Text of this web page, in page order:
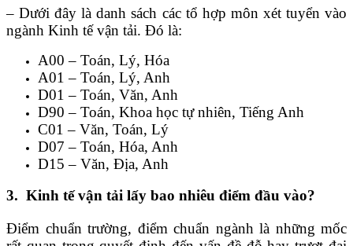
– Dưới đây là danh sách các tổ hợp môn xét tuyển vào
ngành Kinh tế vận tải. Đó là:
A00 – Toán, Lý, Hóa
A01 – Toán, Lý, Anh
D01 – Toán, Văn, Anh
D90 – Toán, Khoa học tự nhiên, Tiếng Anh
C01 – Văn, Toán, Lý
D07 – Toán, Hóa, Anh
D15 – Văn, Địa, Anh
3. Kinh tế vận tải lấy bao nhiêu điểm đầu vào?
Điểm chuẩn trường, điểm chuẩn ngành là những mốc